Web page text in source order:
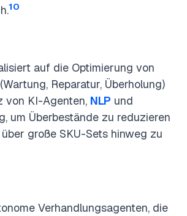
10
auf die Optimierung von
Reparatur, Überholung)
von KI-Agenten, NLP und
um Überbestände zu reduzieren
große SKU-Sets hinweg zu
Verhandlungsagenten, die